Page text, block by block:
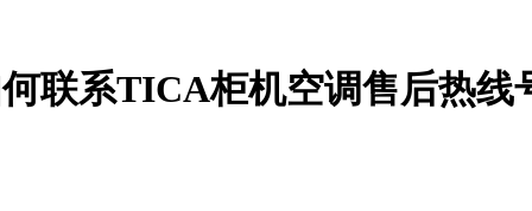
联系TICA柜机空调售后热线